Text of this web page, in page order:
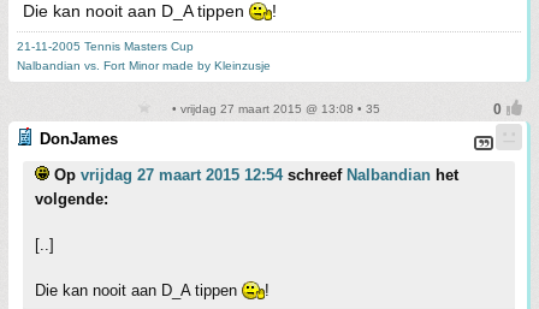
Die kan nooit aan D_A tippen !
21-11-2005 Tennis Masters Cup
Nalbandian vs. Fort Minor made by Kleinzusje
• vrijdag 27 maart 2015 @ 13:08 • 35
DonJames
Op vrijdag 27 maart 2015 12:54schreef Nalbandian het
volgende:
[..]
Die kan nooit aan D_A tippen !